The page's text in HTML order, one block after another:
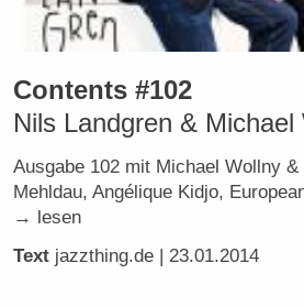
Contents #102
Nils Landgren & Michael
Ausgabe 102 mit Michael Wollny
Mehldau, Angélique Kidjo,
→ lesen
Text jazzthing.de | 23.01.2014